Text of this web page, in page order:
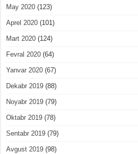
May 2020 (123)
Aprel 2020 (101)
Mart 2020 (124)
Fevral 2020 (64)
Yanvar 2020 (67)
Dekabr 2019 (88)
Noyabr 2019 (79)
Oktabr 2019 (78)
Sentabr 2019 (79)
Avgust 2019 (98)